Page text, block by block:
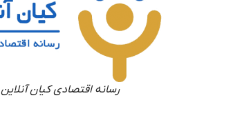
رسانه اقتصادی کیان آنلاین